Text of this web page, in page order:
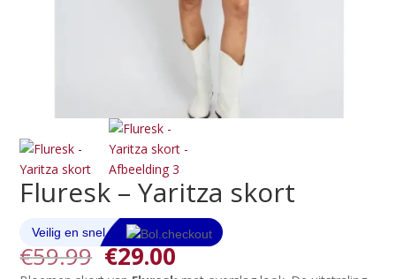
Fluresk – Yaritza skort
€59.99 Oorspronkelijke
€29.00Huidige